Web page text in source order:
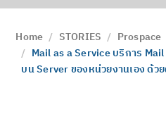
Home STORIES Prospace
Mail as a Service บริการ
บน Server ของหน่วยงานเอง ด้ว